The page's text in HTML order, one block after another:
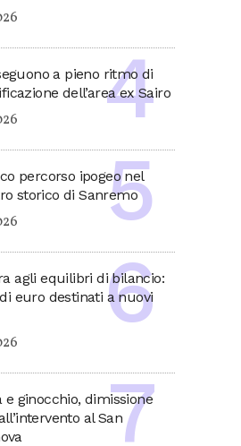
a pieno ritmo di
dell’area ex Sairo
percorso ipogeo nel
storico di Sanremo
agli equilibri di bilancio:
euro destinati a nuovi
e ginocchio, dimissione
al San